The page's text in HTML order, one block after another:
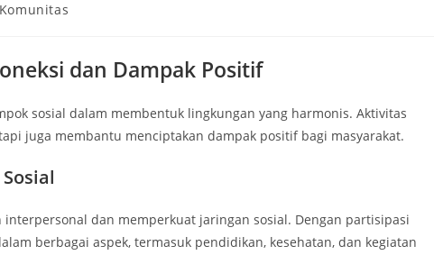
dan Dampak Positif
sosial dalam membentuk lingkungan yang harmonis. Aktivitas
juga membantu menciptakan dampak positif bagi masyarakat.
dan memperkuat jaringan sosial. Dengan partisipasi
berbagai aspek, termasuk pendidikan, kesehatan, dan kegiatan